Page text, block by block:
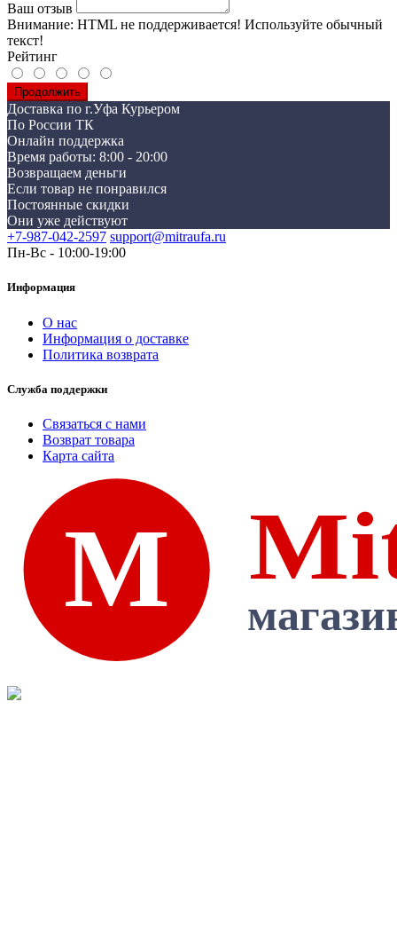
Ваш отзыв
Внимание: HTML не поддерживается! Используйте обычный
текст!
Рейтинг
Продолжить
Доставка по г.Уфа Курьером
По России ТК
Онлайн поддержка
Время работы: 8:00 - 20:00
Возвращаем деньги
Если товар не понравился
Постоянные скидки
Они уже действуют
+7-987-042-2597 support@mitraufa.ru
Пн-Вс - 10:00-19:00
Информация
О нас
Информация о доставке
Политика возврата
Служба поддержки
Связаться с нами
Возврат товара
Карта сайта